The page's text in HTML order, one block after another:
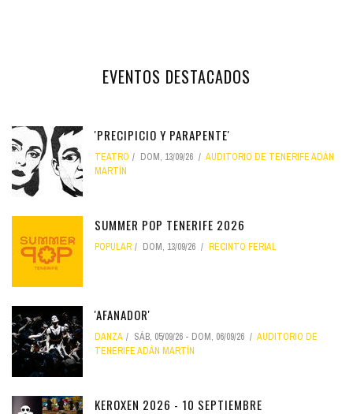
EVENTOS DESTACADOS
'PRECIPICIO Y PARAPENTE'
TEATRO DOM, 13/09/26
AUDITORIO DE TENERIFE ADÁN
MARTÍN
SUMMER POP TENERIFE 2026
POPULAR DOM, 13/09/26 RECINTO FERIAL
'AFANADOR'
DANZA SÁB, 05/09/26 - DOM, 06/09/26
AUDITORIO DE
TENERIFE ADÁN MARTÍN
KEROXEN 2026 - 10 SEPTIEMBRE